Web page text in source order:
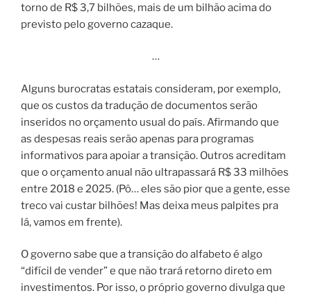
torno de R$ 3,7 bilhões, mais de um bilhão acima do
previsto pelo governo cazaque.
…
Alguns burocratas estatais consideram, por exemplo,
que os custos da tradução de documentos serão
inseridos no orçamento usual do país. Afirmando que
as despesas reais serão apenas para programas
informativos para apoiar a transição. Outros acreditam
que o orçamento anual não ultrapassará R$ 33 milhões
entre 2018 e 2025. (Pô… eles são pior que a gente, esse
treco vai custar bilhões! Mas deixa meus palpites pra
lá, vamos em frente).
O governo sabe que a transição do alfabeto é algo
“difícil de vender” e que não trará retorno direto em
investimentos. Por isso, o próprio governo divulga que